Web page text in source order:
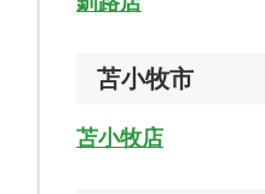
苫小牧市
苫小牧店